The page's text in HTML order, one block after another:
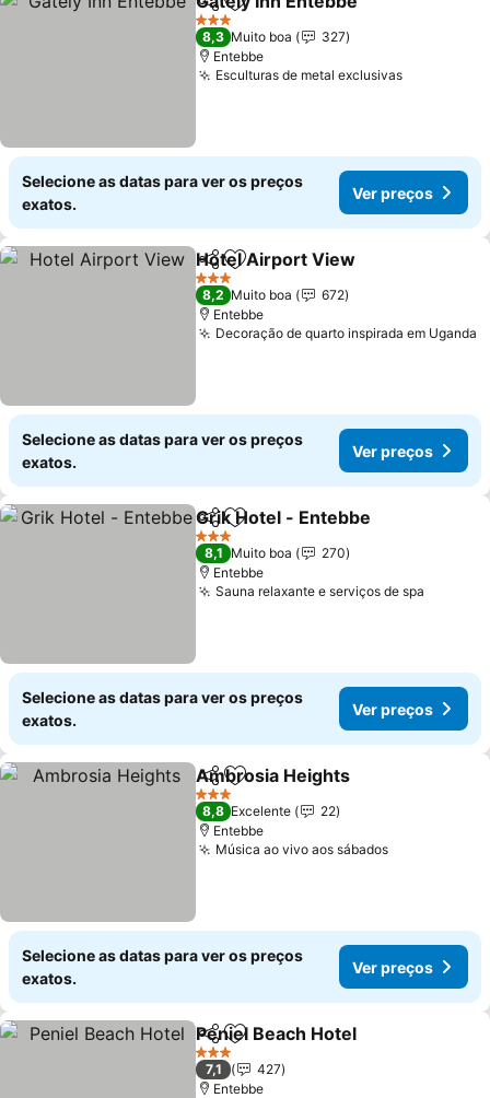
PartilharAdicionar aos favoritos
3 Estrelas
8,3 Muito boa
327
Entebbe
Esculturas de metal exclusivasVer
Selecione as datas para ver os preços
exatos.
Ver preços
PartilharAdicionar aos favoritos
Hotel Airport View
3 Estrelas
8,2 Muito boa
672
Entebbe
Decoração de quarto inspirada em Uganda
Selecione as datas para ver os preços
exatos.
Ver preços
PartilharAdicionar aos favoritos
Grik Hotel - Entebbe
3 Estrelas
8,1 Muito boa
270
Entebbe
Sauna relaxante e serviços de spa
Selecione as datas para ver os preços
exatos.
Ver preços
PartilharAdicionar aos favoritos
Ambrosia Heights
3 Estrelas
8,8 Excelente
22
Entebbe
Música ao vivo aos sábadosVer preços
Selecione as datas para ver os preços
exatos.
Ver preços
PartilharAdicionar aos favoritos
Peniel Beach Hotel
3 Estrelas
7,1
427
Entebbe